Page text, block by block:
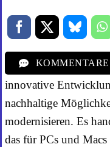
KOMMENTARE
innovative
nachhaltige
modernisieren. Es
das für PCs und